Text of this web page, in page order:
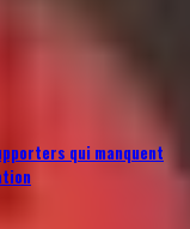
qui manquent